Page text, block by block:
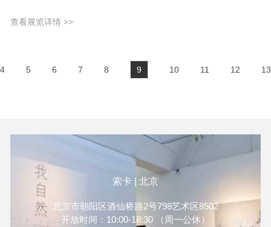
总是捧着酒壶、纵情山水，将
他洒脱自在的人生态度，「象
列；于彭曾说，「我的艺术是
生命换来的。」一语道尽他倾
注一生心血的创作精神。
查看展览详情 >>
4 5 6 7 8 9 10 11 12 13
索卡 | 北京
北京市朝阳区酒仙桥路2号798艺术区8502
开放时间：10:00-18:30 （周一公休）